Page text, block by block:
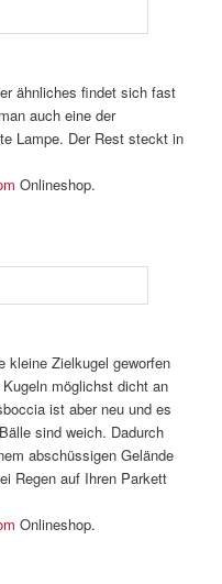
ähnliches findet sich fast
auch eine der
Lampe. Der Rest steckt in
Onlineshop.
kleine Zielkugel geworfen
möglichst dicht an
ist aber neu und es
sind weich. Dadurch
abschüssigen Gelände
Regen auf Ihren Parkett
Onlineshop.